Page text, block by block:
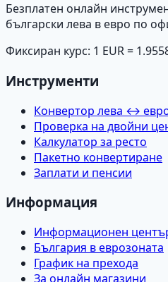
Безплатен онлайн
български лева в евро по
Фиксиран курс: 1 EUR =
Инструменти
Конвертор лева ↔
Проверка на двойни
Калкулатор за ресто
Пакетно конвертиране
Заплати и пенсии
Информация
Информационен
България в еврозоната
График на прехода
За онлайн магазини